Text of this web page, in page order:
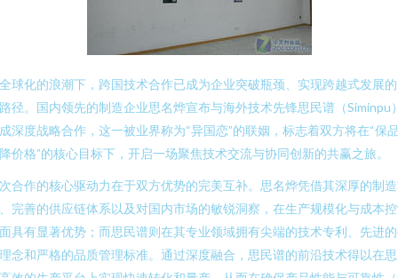
球化的浪潮下，跨国技术合作已成为企业突破瓶颈、实现跨越式发展
径。国内领先的制造企业思名烨宣布与海外技术先锋思民谱（Siminpu
深度战略合作，这一被业界称为“异国恋”的联姻，标志着双方将在“保
价格”的核心目标下，开启一场聚焦技术交流与协同创新的共赢之旅。
合作的核心驱动力在于双方优势的完美互补。思名烨凭借其深厚的制
完善的供应链体系以及对国内市场的敏锐洞察，在生产规模化与成本
具有显著优势；而思民谱则在其专业领域拥有尖端的技术专利、先进
念和严格的品质管理标准。通过深度融合，思民谱的前沿技术得以在